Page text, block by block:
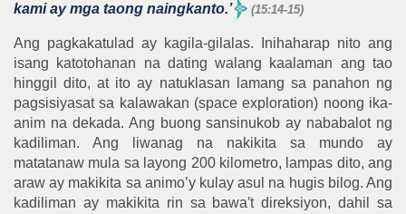
kami ay mga taong naingkanto.’
(15:14-15)
Ang pagkakatulad ay kagila-gilalas. Inihaharap nito ang
isang katotohanan na dating walang kaalaman ang tao
hinggil dito, at ito ay natuklasan lamang sa panahon ng
pagsisiyasat sa kalawakan (space exploration) noong ika-
anim na dekada. Ang buong sansinukob ay nababalot ng
kadiliman. Ang liwanag na nakikita sa mundo ay
matatanaw mula sa layong 200 kilometro, lampas dito, ang
araw ay makikita sa animo’y kulay asul na hugis bilog. Ang
kadiliman ay makikita rin sa bawa′t direksiyon, dahil sa